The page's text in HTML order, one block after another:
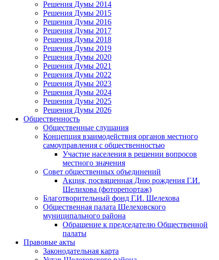
Решения Думы 2014
Решения Думы 2015
Решения Думы 2016
Решения Думы 2017
Решения Думы 2018
Решения Думы 2019
Решения Думы 2020
Решения Думы 2021
Решения Думы 2022
Решения Думы 2023
Решения Думы 2024
Решения Думы 2025
Решения Думы 2026
Общественность
Общественные слушания
Концепция взаимодействия органов местного
самоуправления с общественностью
Участие населения в решении вопросов
местного значения
Совет общественных объединений
Акция, посвященная Дню рождения Г.И.
Шелихова (фоторепортаж)
Благотворительный фонд Г.И. Шелехова
Общественная палата Шелеховского
муниципального района
Обращение к председателю Общественной
палаты
Правовые акты
Законодательная карта